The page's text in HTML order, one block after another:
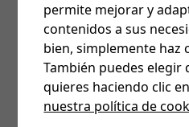
permite mejorar y
contenidos a sus
bien, simplemente haz
También puedes elegir
quieres haciendo clic
nuestra política de